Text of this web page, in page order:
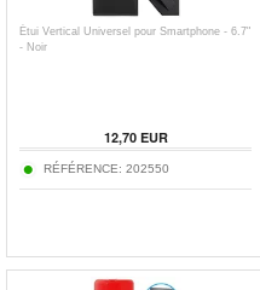
Étui Vertical Universel pour Smartphone - 6.7"
- Noir
12,70EUR
RÉFÉRENCE: 202550